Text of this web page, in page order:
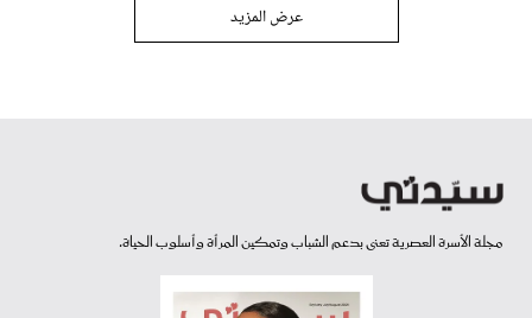
عرض المزيد
مجلة الأسرة العصرية تعنى بدعم الشباب وتمكين المرأة وأسلوب الحياة.